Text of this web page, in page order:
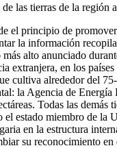
las tierras de la región
el principio de
la información
alto anunciado
extranjera, en los
cultiva alrededor del
la Agencia de
Todas las
estado miembro de la
en la estructura
su reconocimiento en